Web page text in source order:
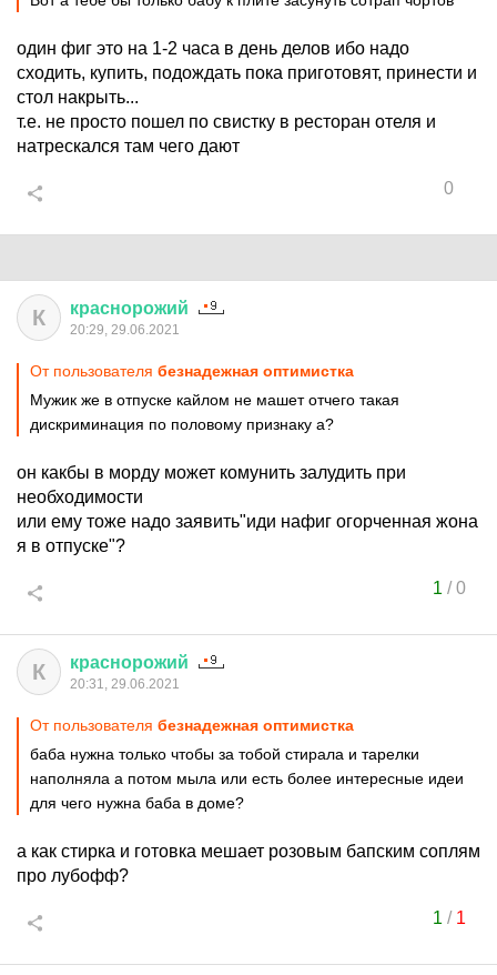
один фиг это на 1-2 часа в день делов ибо надо
сходить, купить, подождать пока приготовят, принести и
стол накрыть...
т.е. не просто пошел по свистку в ресторан отеля и
натрескался там чего дают
0
К краснорожий
20:29, 29.06.2021
От пользователя безнадежная оптимистка
Мужик же в отпуске кайлом не машет отчего такая
дискриминация по половому признаку а?
он какбы в морду может комунить залудить при
необходимости
или ему тоже надо заявить"иди нафиг огорченная жона
я в отпуске"?
1 /0
К краснорожий
20:31, 29.06.2021
От пользователя безнадежная оптимистка
баба нужна только чтобы за тобой стирала и тарелки
наполняла а потом мыла или есть более интересные идеи
для чего нужна баба в доме?
а как стирка и готовка мешает розовым бапским соплям
про лубофф?
1 / 1